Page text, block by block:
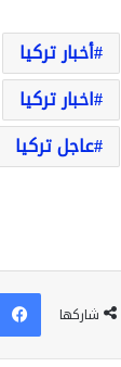
أخبار تركيا
اخبار تركيا
عاجل تركيا
شاركها